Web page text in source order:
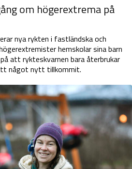
om högerextrema på
nya rykten i fastländska och
hemskolar sina barn
att rykteskvarnen bara återbrukar
något nytt tillkommit.